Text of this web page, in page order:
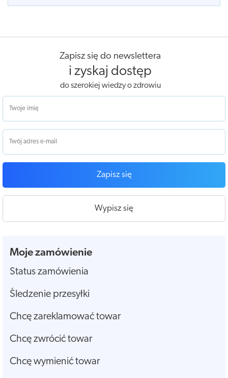
Zapisz się do newslettera
i zyskaj dostęp
do szerokiej wiedzy o zdrowiu
Zapisz się
Wypisz się
Moje zamówienie
Status zamówienia
Śledzenie przesyłki
Chcę zareklamować towar
Chcę zwrócić towar
Chcę wymienić towar